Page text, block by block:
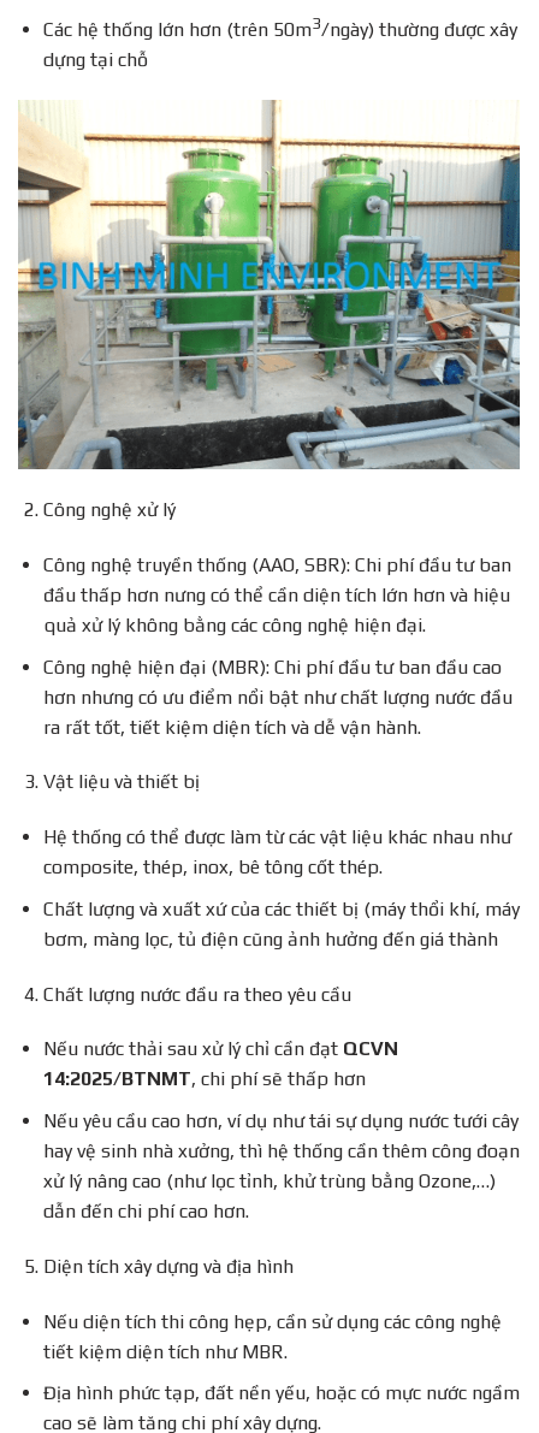
Các hệ thống lớn hơn (trên 50m3/ngày) thường được xây
dựng tại chỗ
Công nghệ xử lý
Công nghệ truyền thống (AAO, SBR): Chi phí đầu tư ban
đầu thấp hơn nưng có thể cần diện tích lớn hơn và hiệu
quả xử lý không bằng các công nghệ hiện đại.
Công nghệ hiện đại (MBR): Chi phí đầu tư ban đầu cao
hơn nhưng có ưu điểm nổi bật như chất lượng nước đầu
ra rất tốt, tiết kiệm diện tích và dễ vận hành.
Vật liệu và thiết bị
Hệ thống có thể được làm từ các vật liệu khác nhau như
composite, thép, inox, bê tông cốt thép.
Chất lượng và xuất xứ của các thiết bị (máy thổi khí, máy
bơm, màng lọc, tủ điện cũng ảnh hưởng đến giá thành
Chất lượng nước đầu ra theo yêu cầu
Nếu nước thải sau xử lý chỉ cần đạt QCVN
14:2025/BTNMT, chi phí sẽ thấp hơn
Nếu yêu cầu cao hơn, ví dụ như tái sự dụng nước tưới cây
hay vệ sinh nhà xưởng, thì hệ thống cần thêm công đoạn
xử lý nâng cao (như lọc tỉnh, khử trùng bằng Ozone,…)
dẫn đến chi phí cao hơn.
Diện tích xây dựng và địa hình
Nếu diện tích thi công hẹp, cần sử dụng các công nghệ
tiết kiệm diện tích như MBR.
Địa hình phức tạp, đất nền yếu, hoặc có mực nước ngầm
cao sẽ làm tăng chi phí xây dựng.